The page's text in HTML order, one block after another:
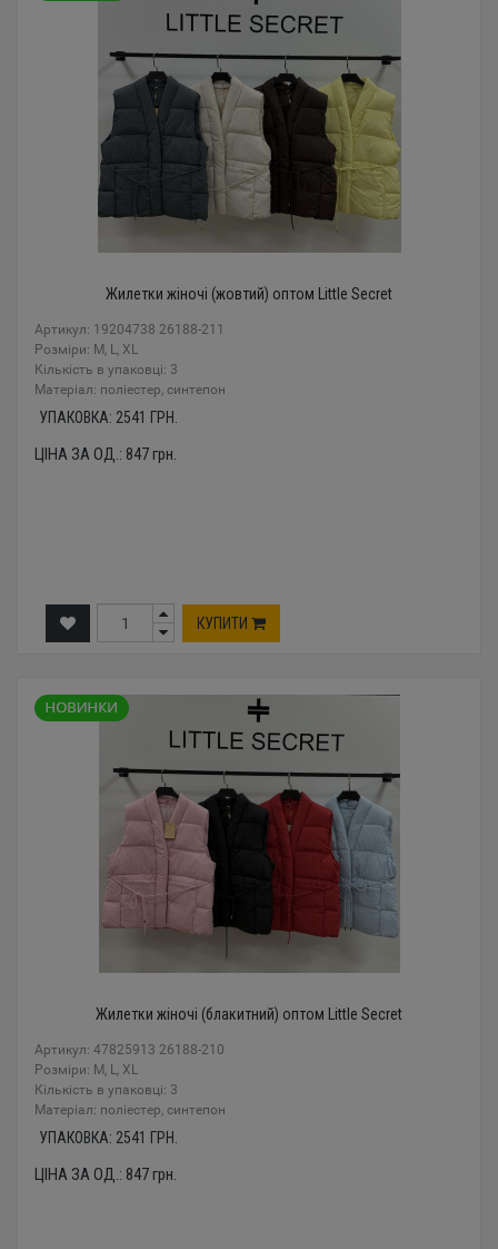
Жилетки жіночі (жовтий) оптом Little Secret
Артикул: 19204738 26188-211
Розміри: M, L, XL
Кількість в упаковці: 3
Mатеріал: поліестер, синтепон
УПАКОВКА: 2541 ГРН.
ЦІНА ЗА ОД.: 847грн.
КУПИТИ
Жилетки жіночі (блакитний) оптом Little Secret
Артикул: 47825913 26188-210
Розміри: M, L, XL
Кількість в упаковці: 3
Mатеріал: поліестер, синтепон
УПАКОВКА: 2541 ГРН.
ЦІНА ЗА ОД.: 847грн.